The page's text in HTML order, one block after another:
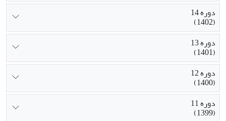
دوره 14
(1402)
دوره 13
(1401)
دوره 12
(1400)
دوره 11
(1399)